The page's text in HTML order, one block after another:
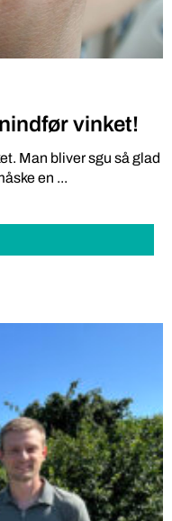
vinket!
Man bliver sgu så glad
en ...